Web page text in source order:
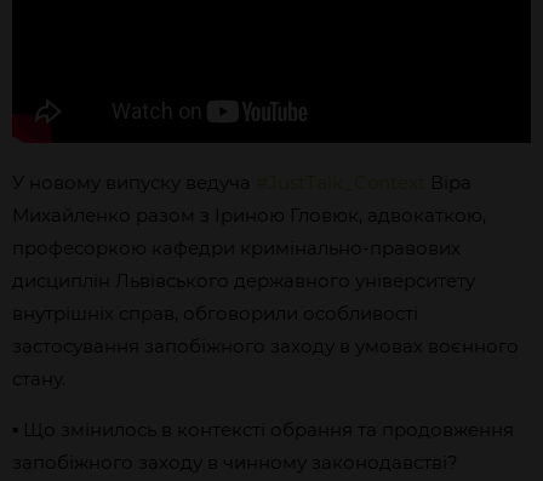
У новому випуску ведуча
Віра
Михайленко разом з Іриною Гловюк, адвокаткою,
професоркою кафедри кримінально-правових
дисциплін Львівського державного університету
внутрішніх справ, обговорили особливості
застосування запобіжного заходу в умовах воєнного
стану.
▪ Що змінилось в контексті обрання та продовження
запобіжного заходу в чинному законодавстві?